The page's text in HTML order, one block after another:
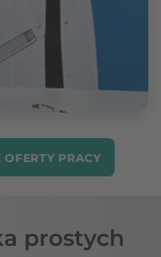
PRACY
prostych